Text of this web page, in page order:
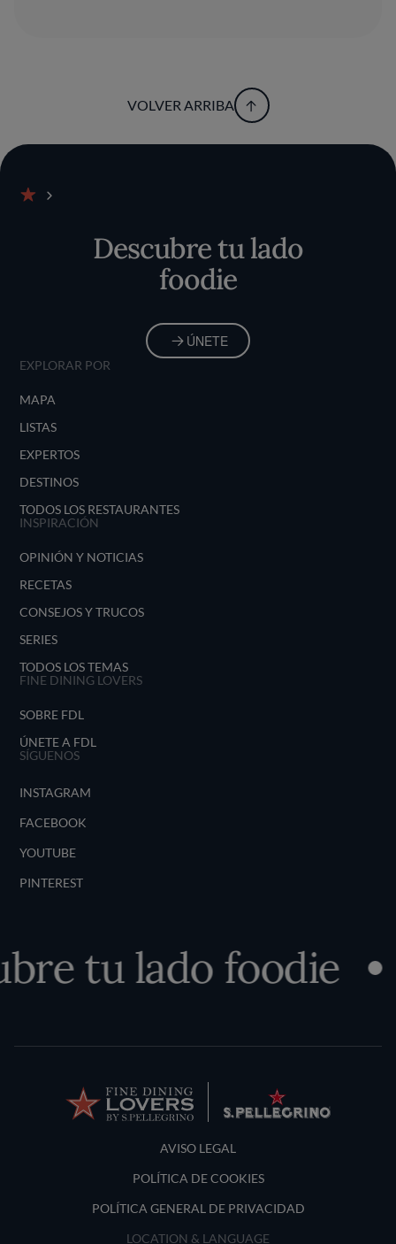
VOLVER ARRIBA
Descubre tu lado
foodie
ÚNETE
EXPLORAR POR
MAPA
LISTAS
EXPERTOS
DESTINOS
TODOS LOS RESTAURANTES
INSPIRACIÓN
OPINIÓN Y NOTICIAS
RECETAS
CONSEJOS Y TRUCOS
SERIES
TODOS LOS TEMAS
FINE DINING LOVERS
SOBRE FDL
ÚNETE A FDL
SÍGUENOS
INSTAGRAM
FACEBOOK
YOUTUBE
PINTEREST
tu lado foodie
Terms and Conditions
AVISO LEGAL
POLÍTICA DE COOKIES
POLÍTICA GENERAL DE PRIVACIDAD
LOCATION & LANGUAGE